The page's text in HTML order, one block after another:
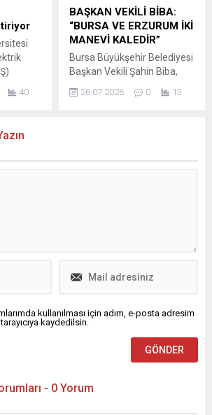
yoğun
kız
karşılamaması, alternatif bir
yol arayışını tetikledi ve
böylece kapsamlı bir
Örgütün...
40
BAŞKAN VEKİLİ BİBA:
“BURSA VE ERZURUM İKİ
MANEVİ KALEDİR”
Bursa Büyükşehir Belediyesi
Başkan Vekili Şahin Biba,
Şenliği’nde yaptığı
Kocayayla’da düzenlenen
26.07.2026 0 13
kullanılması için adım, e-posta adresim
kaydedilsin.
- 0 Yorum